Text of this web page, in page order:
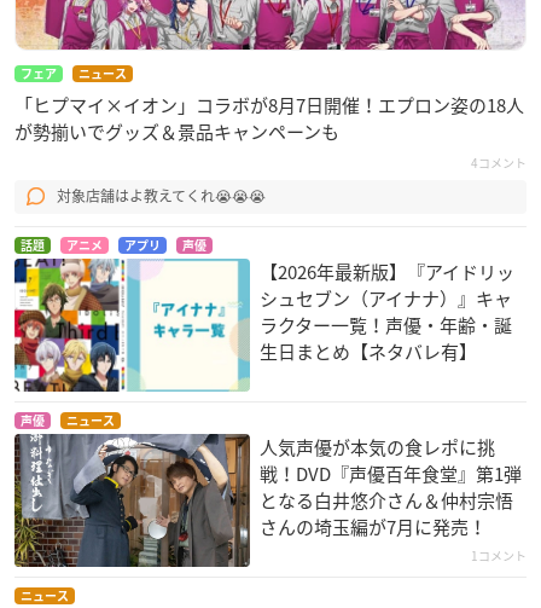
フェア ニュース
「ヒプマイ×イオン」コラボが8月7日開催！エプロン姿の18人
が勢揃いでグッズ＆景品キャンペーンも
4コメント
対象店舗はよ教えてくれ😭😭😭
話題 アニメ アプリ 声優
【2026年最新版】『アイドリッ
シュセブン（アイナナ）』キャ
ラクター一覧！声優・年齢・誕
生日まとめ【ネタバレ有】
声優 ニュース
人気声優が本気の食レポに挑
戦！DVD『声優百年食堂』第1弾
となる白井悠介さん＆仲村宗悟
さんの埼玉編が7月に発売！
1コメント
ニュース